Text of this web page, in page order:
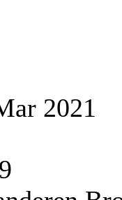
2021